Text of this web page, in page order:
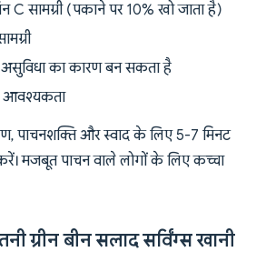
C सामग्री (पकाने पर 10% खो जाता है)
का कारण बन सकता है
आवश्यकता
पाचनशक्ति और स्वाद के लिए 5-7 मिनट
मजबूत पाचन वाले लोगों के लिए कच्चा
ग्रीन बीन सलाद सर्विंग्स खानी